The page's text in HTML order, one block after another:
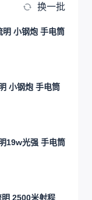
换一批
小钢炮 手电筒
小钢炮 手电筒
19w光强 手电筒
2500米射程